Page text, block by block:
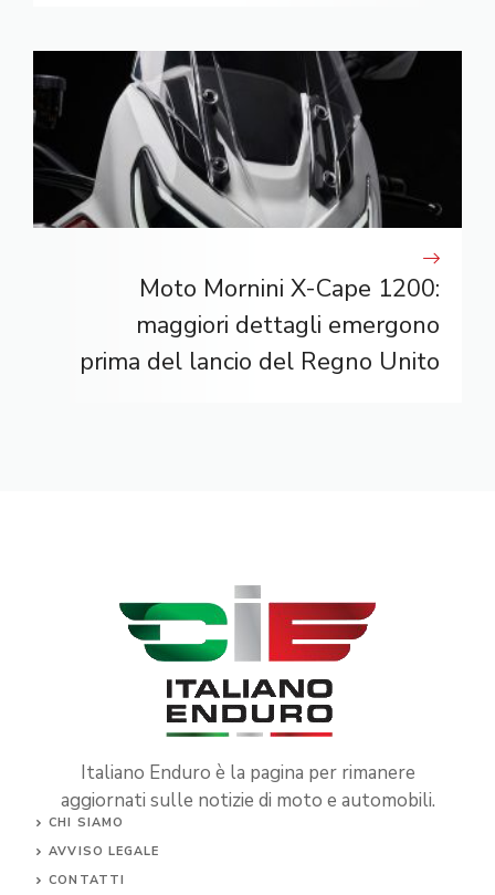
Moto Mornini X-Cape 1200:
maggiori dettagli emergono
prima del lancio del Regno Unito
Italiano Enduro è la pagina per rimanere
aggiornati sulle notizie di moto e automobili.
CHI SIAMO
AVVISO LEGALE
CONTATTI